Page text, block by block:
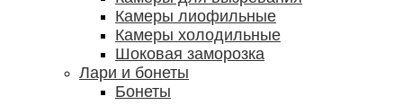
Камеры лиофильные
Камеры холодильные
Шоковая заморозка
Лари и бонеты
Бонеты